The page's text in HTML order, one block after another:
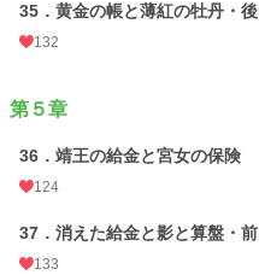
35．黄金の帳と薄紅の牡丹・後
132
第５章
36．靖王の給金と宮女の保険
124
37．消えた給金と影と算盤・前
133